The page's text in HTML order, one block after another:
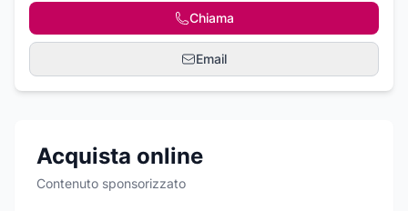
Chiama
Email
Acquista online
Contenuto sponsorizzato